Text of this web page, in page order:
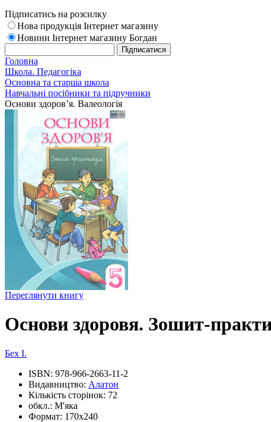
Підписатись на розсилку
Нова продукція Інтернет магазину
Новини Інтернет магазину Богдан
Головна
Школа. Педагогіка
Основна та старша школа
Навчальні посібники та підручники
Основи здоров’я. Валеологія
Переглянути книгу
Основи здоровя. Зошит-
Бех І.
ISBN: 978-966-2663-11-2
Видавництво: Алатон
Кількість сторінок: 72
обкл.: М'яка
Формат: 170х240